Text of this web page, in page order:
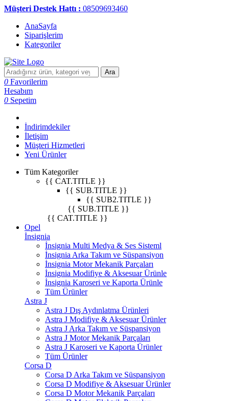
Müşteri Destek Hattı : 08509693460
AnaSayfa
Siparişlerim
Kategoriler
Ara
0 Favorilerim
Hesabım
0 Sepetim
İndirimdekiler
İletişim
Müşteri Hizmetleri
Yeni Ürünler
Tüm Kategoriler
{{ CAT.TITLE }}
{{ SUB.TITLE }}
{{ SUB2.TITLE }}
{{ SUB.TITLE }}
{{ CAT.TITLE }}
Opel
İnsignia
İnsignia Multi Medya & Ses Sisteml
İnsignia Arka Takım ve Süspansiyon
İnsignia Motor Mekanik Parçaları
İnsignia Modifiye & Aksesuar Ürünle
İnsignia Karoseri ve Kaporta Ürünle
Tüm Ürünler
Astra J
Astra J Dış Aydınlatma Ürünleri
Astra J Modifiye & Aksesuar Ürünler
Astra J Arka Takım ve Süspansiyon
Astra J Motor Mekanik Parçaları
Astra J Karoseri ve Kaporta Ürünler
Tüm Ürünler
Corsa D
Corsa D Arka Takım ve Süspansiyon
Corsa D Modifiye & Aksesuar Ürünler
Corsa D Motor Mekanik Parçaları